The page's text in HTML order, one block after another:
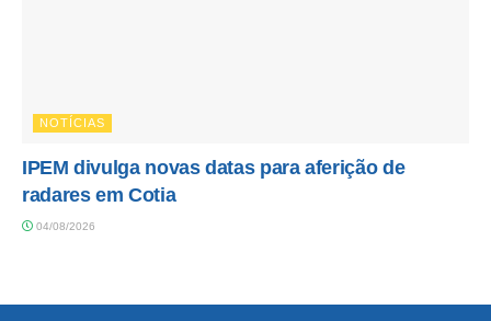
NOTÍCIAS
IPEM divulga novas datas para aferição de
radares em Cotia
04/08/2026